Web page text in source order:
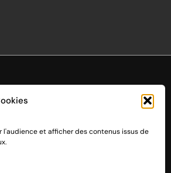
et afficher des contenus issus de
3 mars 2017.